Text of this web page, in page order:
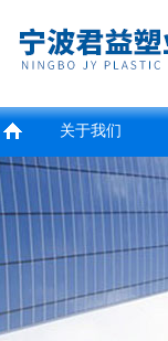
关于我们